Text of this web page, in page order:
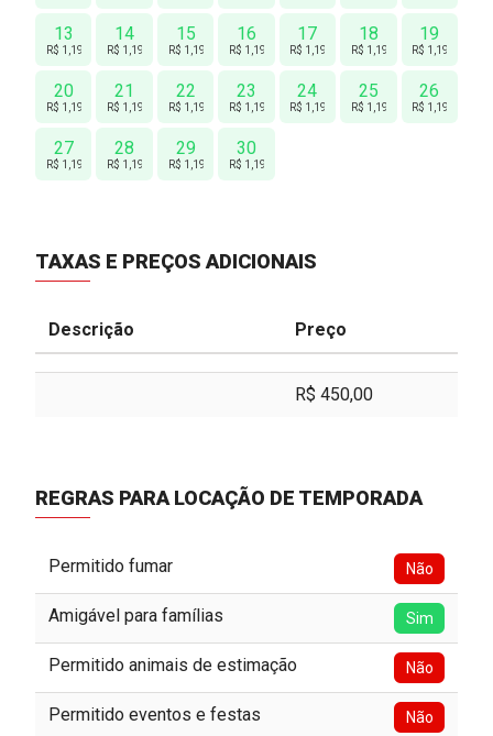
13
R$ 1,190
14
R$ 1,190
15
R$ 1,190
16
R$ 1,190
17
R$ 1,190
18
R$ 1,190
19
R$ 1,190
20
R$ 1,190
21
R$ 1,190
22
R$ 1,190
23
R$ 1,190
24
R$ 1,190
25
R$ 1,190
26
R$ 1,190
27
R$ 1,190
28
R$ 1,190
29
R$ 1,190
30
R$ 1,190
TAXAS E PREÇOS ADICIONAIS
Descrição Preço
R$ 450,00
REGRAS PARA LOCAÇÃO DE TEMPORADA
Permitido fumar Não
Amigável para famílias Sim
Permitido animais de estimação Não
Permitido eventos e festas Não